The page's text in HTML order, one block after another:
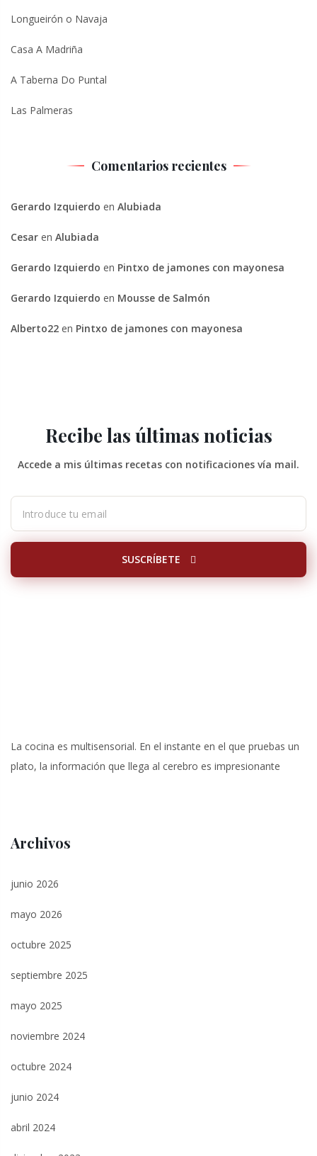
Longueirón o Navaja
Casa A Madriña
A Taberna Do Puntal
Las Palmeras
Comentarios recientes
Gerardo Izquierdo en Alubiada
Cesar en Alubiada
Gerardo Izquierdo en Pintxo de jamones con mayonesa
Gerardo Izquierdo en Mousse de Salmón
Alberto22 en Pintxo de jamones con mayonesa
Recibe las últimas noticias
Accede a mis últimas recetas con notificaciones vía mail.
SUSCRÍBETE
La cocina es multisensorial. En el instante en el que pruebas un
plato, la información que llega al cerebro es impresionante
Archivos
junio 2026
mayo 2026
octubre 2025
septiembre 2025
mayo 2025
noviembre 2024
octubre 2024
junio 2024
abril 2024